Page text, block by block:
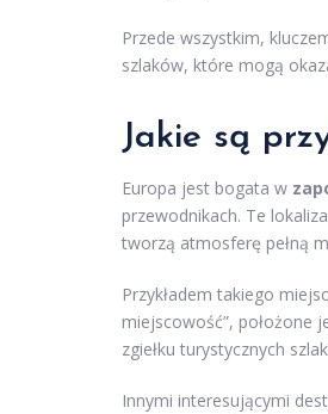
Przede wszystkim,
szlaków, które mogą
Jakie są
Europa jest bogata w
przewodnikach. Te
tworzą atmosferę pełną
Przykładem takiego
miejscowość”, położone
zgiełku turystycznych
Innymi interesującymi